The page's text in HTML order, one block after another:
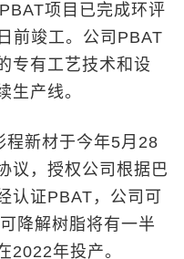
项目已完成环评
前竣工。公司PBAT
专有工艺技术和设
生产线。
新材于今年5月28
议，授权公司根据巴
认证PBAT，公司可
降解树脂将有一半
2022年投产。